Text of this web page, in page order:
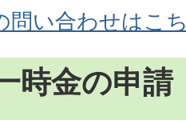
問い合わせはこ
時金の申